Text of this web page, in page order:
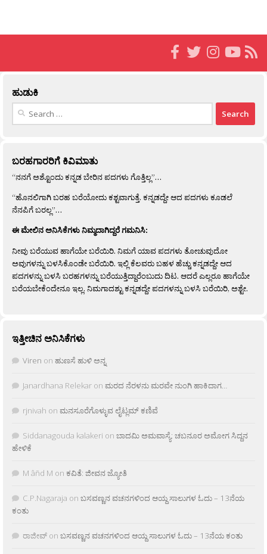
ಹುಡುಕಿ
Search
ಬರಹಗಾರರಿಗೆ ಕಿವಿಮಾತು
“ನನಗೆ ಅಶ್ಟೊಂದು ಕನ್ನಡ ಬೇರಿನ ಪದಗಳು ಗೊತ್ತಿಲ್ಲ”…
“ಹೊನಲಿಗಾಗಿ ಬರಹ ಬರೆಯೋದು ಕಶ್ಟವಾಗುತ್ತೆ. ಕನ್ನಡದ್ದೇ ಆದ ಪದಗಳು ಕೂಡಲೆ
ನೆನಪಿಗೆ ಬರಲ್ಲ”…
ಈ ಮೇಲಿನ ಅನಿಸಿಕೆಗಳು ನಿಮ್ಮದಾಗಿದ್ದರೆ ಗಮನಿಸಿ:
ನೀವು ಬರೆಯುವ ಹಾಗೆಯೇ ಬರೆಯಿರಿ. ನಿಮಗೆ ಯಾವ ಪದಗಳು ತೋಚುವುದೋ
ಅವುಗಳನ್ನು ಬಳಸಿಕೊಂಡೇ ಬರೆಯಿರಿ. ಇಲ್ಲಿ ಕೆಲವರು ಬಹಳ ಹೆಚ್ಚು ಕನ್ನಡದ್ದೇ ಆದ
ಪದಗಳನ್ನು ಬಳಸಿ ಬರಹಗಳನ್ನು ಬರೆಯುತ್ತಿದ್ದಾರೆಂಬುದು ದಿಟ. ಆದರೆ ಎಲ್ಲರೂ ಹಾಗೆಯೇ
ಬರೆಯಬೇಕೆಂದೇನೂ ಇಲ್ಲ. ನಿಮಗಾದಶ್ಟು ಕನ್ನಡದ್ದೇ ಪದಗಳನ್ನು ಬಳಸಿ ಬರೆಯಿರಿ, ಅಶ್ಟೇ.
ಇತ್ತೀಚಿನ ಅನಿಸಿಕೆಗಳು
Viren on ಹುಣಸೆ ಹುಳಿ ಅನ್ನ
Janardhana Relekar on ಮರದ ನೆರಳನು ಮರವೇ ನುಂಗಿ ಹಾಕಿದಾಗ…
rjnivah on ಮನಸೂರೆಗೊಳ್ಳುವ ಲೈಟ್ಲಮ್ ಕಣಿವೆ
Siddanagouda kalakeri on ಬಾದಮಿ ಅಮವಾಸ್ಯೆ: ಚಬನೂರ ಅಮೋಗ ಸಿದ್ದನ
ಹೇಳಿಕೆ
M âñd M on ಕವಿತೆ: ಜೀವನ ಜ್ಯೋತಿ
C.P.Nagaraja on ಬಸವಣ್ಣನ ವಚನಗಳಿಂದ ಆಯ್ದ ಸಾಲುಗಳ ಓದು – 13ನೆಯ
ಕಂತು
ರಾಜೀವ್ on ಬಸವಣ್ಣನ ವಚನಗಳಿಂದ ಆಯ್ದ ಸಾಲುಗಳ ಓದು – 13ನೆಯ ಕಂತು